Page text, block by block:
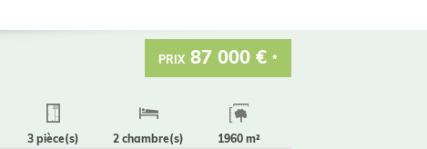
PRIX 87 000 €*
3 pièce(s) 2 chambre(s) 1960 m²